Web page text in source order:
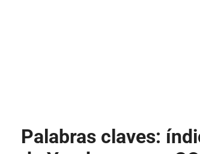
Palabras claves: